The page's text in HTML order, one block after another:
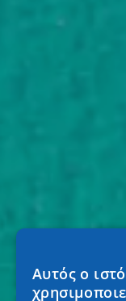
Αυτός ο